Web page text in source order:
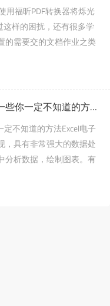
用福昕PDF转换器将烁光
样的困扰，还有很多学
的需要交的文档作业之类
你一定不知道的方法。
不知道的方法Excel电子
，具有非常强大的数据处
分析数据，绘制图表。有